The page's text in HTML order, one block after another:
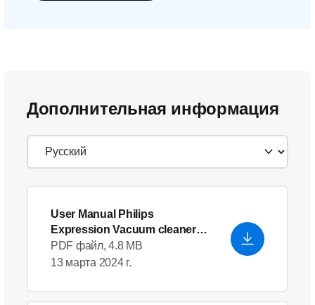
Дополнительная информация
User Manual Philips
Expression Vacuum cleaner
with bag
PDF файл, 4.8 MB
13 марта 2024 г.